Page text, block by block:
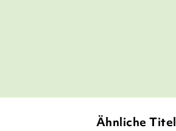
Ähnliche Titel